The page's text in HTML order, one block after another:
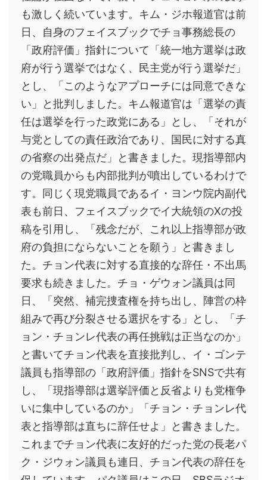
も激しく続いています。キム・ジホ報道官は前
日、自身のフェイスブックでチョ事務総長の
「政府評価」指針について「統一地方選挙は政
府が行う選挙ではなく、民主党が行う選挙だ」
とし、「このようなアプローチには同意できな
い」と批判しました。キム報道官は「選挙の責
任は選挙を行った政党にある」とし、「それが
与党としての責任政治であり、国民に対する真
の省察の出発点だ」と書きました。現指導部内
の党職員からも内部批判が噴出しているわけで
す。同じく現党職員であるイ・ヨンウ院内副代
表も前日、フェイスブックでイ大統領のXの投
稿を引用し、「残念だが、これ以上指導部が政
府の負担にならないことを願う」と書きまし
た。チョン代表に対する直接的な辞任・不出馬
要求も続きました。チョ・ゲウォン議員は同
日、「突然、補完捜査権を持ち出し、陣営の枠
組みで再び分裂させる選択をする」とし、「チ
ョン・チョンレ代表の再任挑戦は正当なのか」
と書いてチョン代表を直接批判し、イ・ゴンテ
議員も指導部の「政府評価」指針をSNSで共有
し、「現指導部は選挙評価と反省よりも党権争
いに集中しているのか」「チョン・チョンレ代
表と指導部は直ちに辞任せよ」と書きました。
これまでチョン代表に友好的だった党の長老パ
ク・ジウォン議員も連日、チョン代表の辞任を